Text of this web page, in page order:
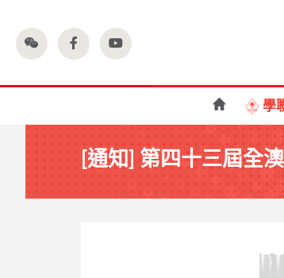
學
[通知] 第四十三屆全